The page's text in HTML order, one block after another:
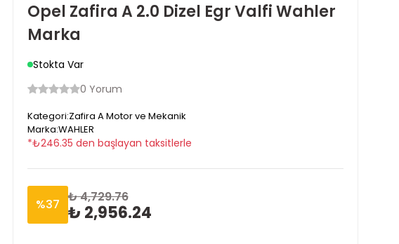
Opel Zafira A 2.0 Dizel Egr Valfi Wahler
Marka
Stokta Var
0 Yorum
Kategori:Zafira A Motor ve Mekanik
Marka:WAHLER
*₺246.35 den başlayan taksitlerle
%37 ₺ 4,729.76
₺ 2,956.24